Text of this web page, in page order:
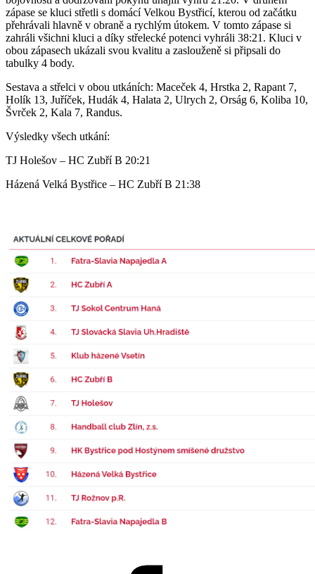
zápase se kluci střetli s domácí Velkou Bystřicí, kterou od začátku
přehrávali hlavně v obraně a rychlým útokem. V tomto zápase si
zahráli všichni kluci a díky střelecké potenci vyhráli 38:21. Kluci v
obou zápasech ukázali svou kvalitu a zaslouženě si připsali do
tabulky 4 body.
Sestava a střelci v obou utkáních: Maceček 4, Hrstka 2, Rapant 7,
Holík 13, Juříček, Hudák 4, Halata 2, Ulrych 2, Orság 6, Koliba 10,
Švrček 2, Kala 7, Randus.
Výsledky všech utkání:
TJ Holešov – HC Zubří B 20:21
Házená Velká Bystřice – HC Zubří B 21:38